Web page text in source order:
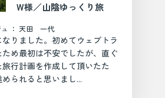
W様／山陰ゆっくり旅
ュ ： 天田 一代
りました。初めてウェブトラ
め最初は不安でしたが、直ぐ
行計画を作成して頂いたた
られると思いまし...